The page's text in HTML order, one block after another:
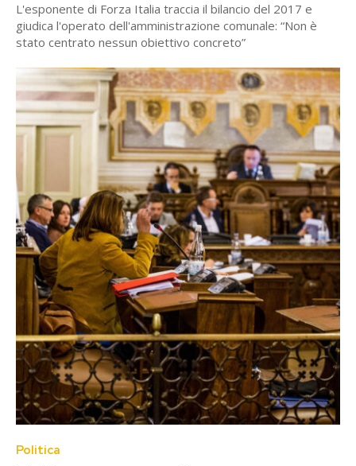
L'esponente di Forza Italia traccia il bilancio del 2017 e
giudica l'operato dell'amministrazione comunale: “Non è
stato centrato nessun obiettivo concreto”
Politica